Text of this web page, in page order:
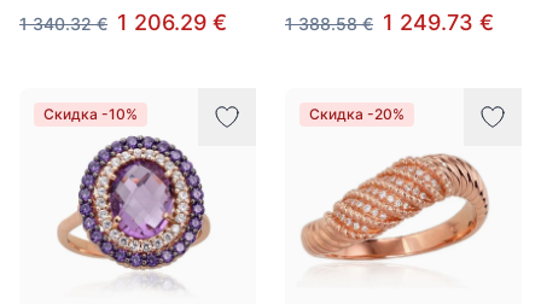
1 340.32 € 1 206.29 €
1 388.58 € 1 249.73 €
Скидка -10% Скидка -20%